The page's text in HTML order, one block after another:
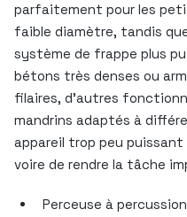
parfaitement pour les
faible diamètre, tandis
système de frappe plus
bétons très denses ou
filaires, d’autres
mandrins adaptés à
appareil trop peu puissant
voire de rendre la tâche
Perceuse à